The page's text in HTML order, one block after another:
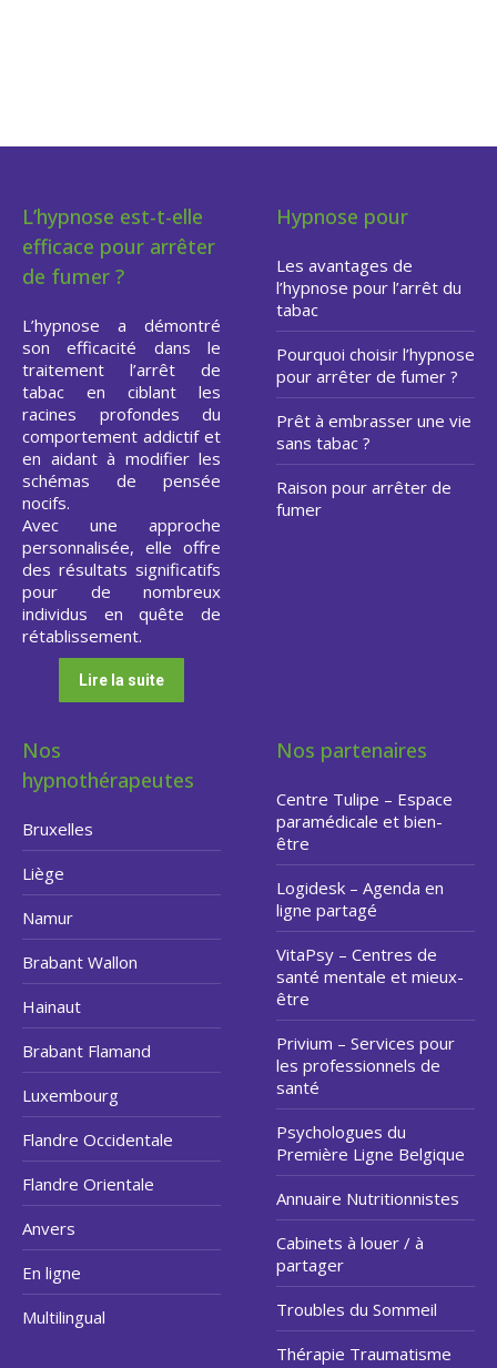
L’hypnose est-t-elle
efficace pour arrêter
de fumer ?
L’hypnose a démontré
son efficacité dans le
traitement l’arrêt de
tabac en ciblant les
racines profondes du
comportement addictif et
en aidant à modifier les
schémas de pensée
nocifs.
Avec une approche
personnalisée, elle offre
des résultats significatifs
pour de nombreux
individus en quête de
rétablissement.
Lire la suite
Hypnose pour
Les avantages de
l’hypnose pour l’arrêt du
tabac
Pourquoi choisir l’hypnose
pour arrêter de fumer ?
Prêt à embrasser une vie
sans tabac ?
Raison pour arrêter de
fumer
Nos
hypnothérapeutes
Bruxelles
Liège
Namur
Brabant Wallon
Hainaut
Brabant Flamand
Luxembourg
Flandre Occidentale
Flandre Orientale
Anvers
En ligne
Multilingual
Nos partenaires
Centre Tulipe – Espace
paramédicale et bien-
être
Logidesk – Agenda en
ligne partagé
VitaPsy – Centres de
santé mentale et mieux-
être
Privium – Services pour
les professionnels de
santé
Psychologues du
Première Ligne Belgique
Annuaire Nutritionnistes
Cabinets à louer / à
partager
Troubles du Sommeil
Thérapie Traumatisme